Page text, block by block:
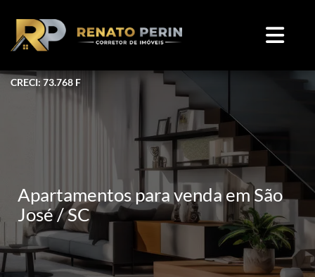
CRECI: 73.768 F
Apartamentos para venda em São
José / SC